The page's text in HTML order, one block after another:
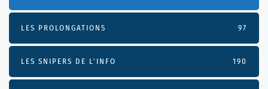
LES PROLONGATIONS 97
LES SNIPERS DE L’INFO 190